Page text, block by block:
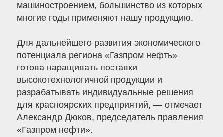
машиностроением, большинство из которых
многие годы применяют нашу продукцию.
Для дальнейшего развития экономического
потенциала региона «Газпром нефть»
готова наращивать поставки
высокотехнологичной продукции и
разрабатывать индивидуальные решения
для красноярских предприятий, — отмечает
Александр Дюков, председатель правления
«Газпром нефти».